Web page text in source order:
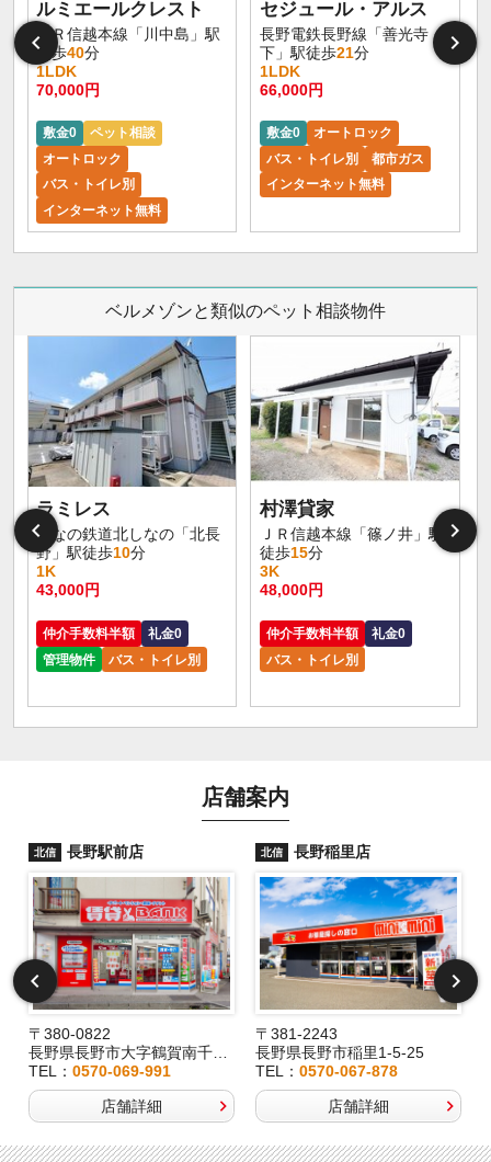
ルミエールクレスト
ＪＲ信越本線「川中島」駅
徒歩40分
1LDK
70,000円
敷金0
ペット相談
オートロック
バス・トイレ別
インターネット無料
セジュール・アルス
長野電鉄長野線「善光寺
下」駅徒歩21分
1LDK
66,000円
敷金0
オートロック
バス・トイレ別
都市ガス
インターネット無料
ベルメゾンと類似のペット相談物件
ラミレス
しなの鉄道北しなの「北長
野」駅徒歩10分
1K
43,000円
仲介手数料半額
礼金0
管理物件
バス・トイレ別
村澤貸家
ＪＲ信越本線「篠ノ井」駅
徒歩15分
3K
48,000円
仲介手数料半額
礼金0
バス・トイレ別
店舗案内
北信 長野駅前店
〒380-0822
長野県長野市大字鶴賀南千歳町826
TEL： 0570-069-991
店舗詳細
北信 長野稲里店
〒381-2243
長野県長野市稲里1-5-25
TEL：0570-067-878
店舗詳細